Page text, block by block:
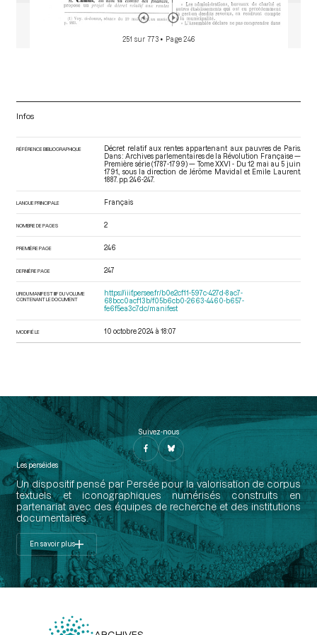
251 sur 773 • Page 246
Infos
RÉFÉRENCE BIBLIOGRAPHIQUE
Décret relatif aux rentes appartenant aux pauvres de Paris.
Dans : Archives parlementaires de la Révolution Française —
Première série (1787-1799) — Tome XXVI - Du 12 mai au 5 juin
1791.
, sous la direction de Jérôme Mavidal et Emile Laurent.
1887. pp. 246-247.
LANGUE PRINCIPALE Français
NOMBRE DE PAGES 2
PREMIÈRE PAGE 246
DERNIÈRE PAGE 247
URI DU MANIFEST IIIF DU VOLUME
CONTENANT LE DOCUMENT
https://iiif.persee.fr/b0e2cf11-597c-427d-8ac7-
68bcc0acf13b/f05b6cb0-2663-4460-b657-
fe6f5ea3c7dc/manifest
MODIFIÉ LE 10 octobre 2024 à 18:07
Suivez-nous
Les perséides
Un dispositif pensé par Persée pour la valorisation de corpus
textuels et iconographiques numérisés construits en
partenariat avec des équipes de recherche et des institutions
documentaires.
En savoir plus